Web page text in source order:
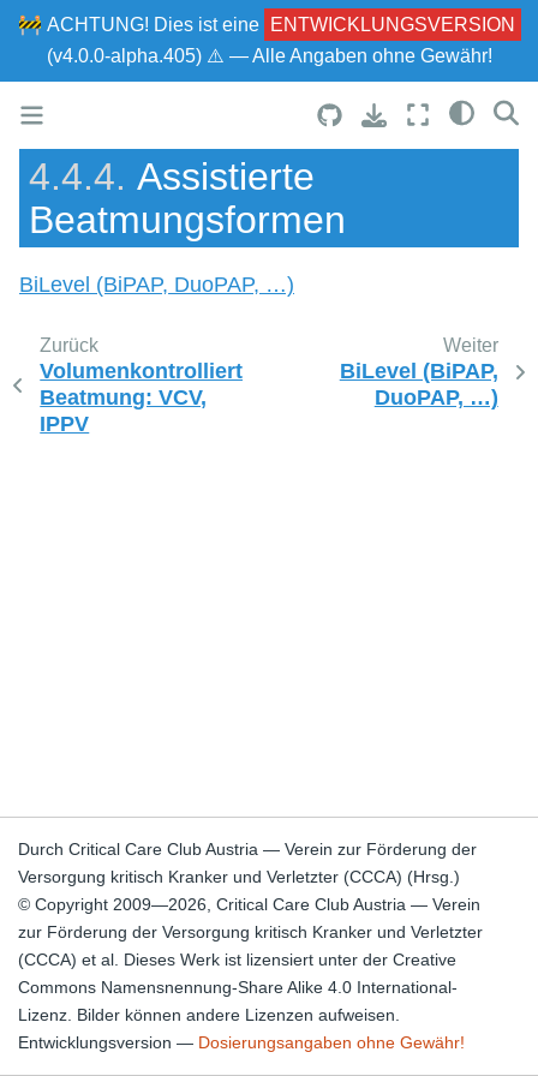
🚧 ACHTUNG! Dies ist eine
ENTWICKLUNGSVERSION
(v4.0.0-alpha.405) ⚠ — Alle Angaben ohne Gewähr!
4.4.4. Assistierte
Beatmungsformen
BiLevel (BiPAP, DuoPAP, …)
Zurück
Volumenkontrollierte
Beatmung: VCV,
IPPV
Weiter
BiLevel (BiPAP,
DuoPAP, …)
Durch Critical Care Club Austria — Verein zur Förderung der
Versorgung kritisch Kranker und Verletzter (CCCA) (Hrsg.)
© Copyright 2009—2026, Critical Care Club Austria — Verein
zur Förderung der Versorgung kritisch Kranker und Verletzter
(CCCA) et al. Dieses Werk ist lizensiert unter der Creative
Commons Namensnennung-Share Alike 4.0 International-
Lizenz. Bilder können andere Lizenzen aufweisen.
Entwicklungsversion — Dosierungsangaben ohne Gewähr!